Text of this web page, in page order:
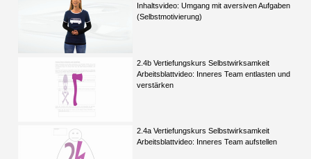
Inhaltsvideo: Umgang mit aversiven Aufgaben
(Selbstmotivierung)
2.4b Vertiefungskurs Selbstwirksamkeit
Arbeitsblattvideo: Inneres Team entlasten und
verstärken
2.4a Vertiefungskurs Selbstwirksamkeit
Arbeitsblattvideo: Inneres Team aufstellen